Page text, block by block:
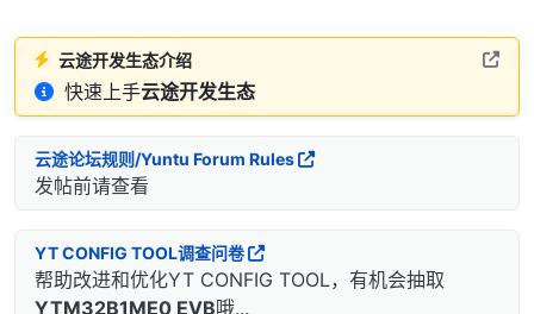
云途开发生态介绍
快速上手云途开发生态
云途论坛规则/Yuntu Forum Rules
发帖前请查看
YT CONFIG TOOL调查问卷
帮助改进和优化YT CONFIG TOOL，有机会抽取
YTM32B1ME0 EVB哦...